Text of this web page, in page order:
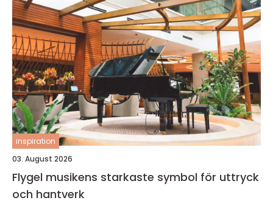
inspiration
03. August 2026
Flygel musikens starkaste symbol för uttryck
och hantverk